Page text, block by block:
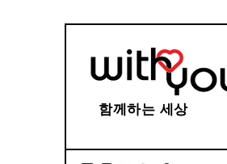
함께하는 세상